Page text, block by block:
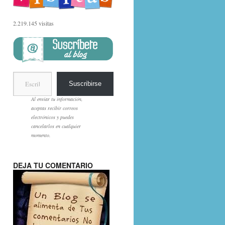
2.219.145 visitas
Escribe tu correo electrónico…
Suscribirse
Al enviar tu información,
aceptas recibir correos
electrónicos y puedes
cancelarlos en cualquier
momento.
DEJA TU COMENTARIO